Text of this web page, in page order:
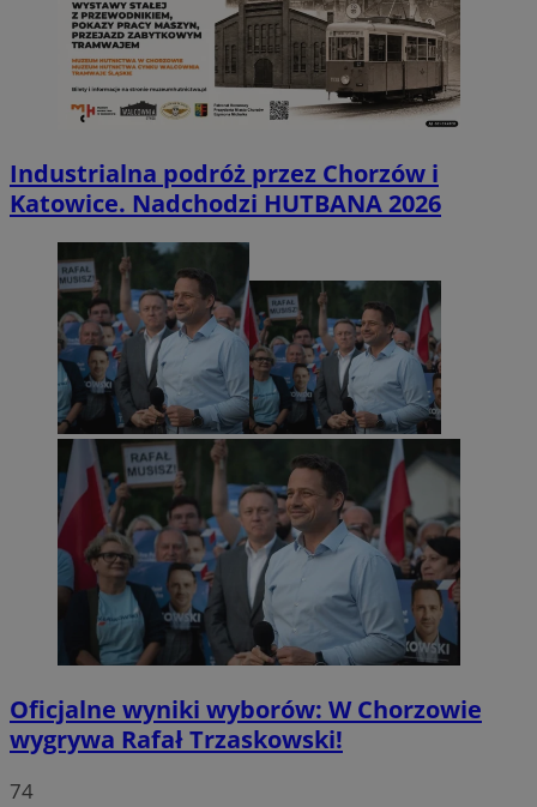
Industrialna podróż przez Chorzów i
Katowice. Nadchodzi HUTBANA 2026
Oficjalne wyniki wyborów: W Chorzowie
wygrywa Rafał Trzaskowski!
74